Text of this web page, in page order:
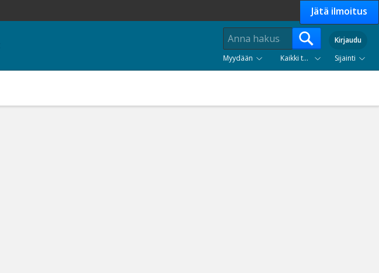
Jätä ilmoitus
Kirjaudu
Myydään
Kaikki tuoteryhmät Sijainti